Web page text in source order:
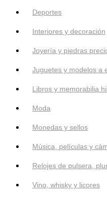
Deportes
Interiores y decoración
Joyería y piedras
Juguetes y modelos a
Libros y memorabilia
Moda
Monedas y sellos
Música, películas y
Relojes de pulsera,
Vino, whisky y licores